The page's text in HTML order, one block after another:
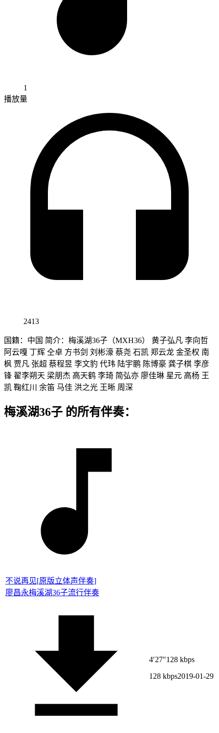
1
播放量
2413
国籍：中国 简介：梅溪湖36子（MXH36） 黄子弘凡 李向哲
阿云嘎 丁辉 仝卓 方书剑 刘彬濠 蔡尧 石凯 郑云龙 金圣权 南
枫 贾凡 张超 蔡程昱 李文豹 代玮 陆宇鹏 陈博豪 龚子棋 李彦
锋 翟李朔天 梁朋杰 高天鹤 李琦 简弘亦 廖佳琳 星元 高杨 王
凯 鞠红川 余笛 马佳 洪之光 王晰 周深
梅溪湖36子 的所有伴奏：
不说再见[原版立体声伴奏]
廖昌永梅溪湖36子流行伴奏
4′27″128 kbps
128 kbps2019-01-29